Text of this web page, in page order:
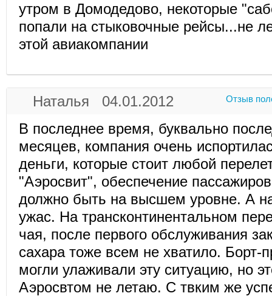
утром в Домодедово, некоторые
попали на стыковочные рейсы...не
этой авиакомпании
Наталья 04.01.2012 Отзыв
В последнее время, буквально
месяцев, компания очень
деньги, которые стоит любой
"Аэросвит", обеспечение
должно быть на высшем уровне. А
ужас. На трансконтинентальном
чая, после первого обслуживания
сахара тоже всем не хватило. Борт-
могли улаживали эту ситуацию, но
Аэросвтом не летаю. С твким же